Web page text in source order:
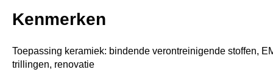
Kenmerken
Toepassing keramiek: bindende verontreinigende stoffen,
trillingen, renovatie